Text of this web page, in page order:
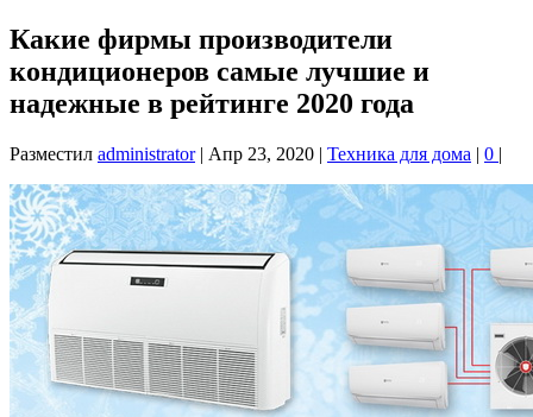
Какие фирмы производители
кондиционеров самые лучшие и
надежные в рейтинге 2020 года
Разместил administrator| Апр 23, 2020 | Техника для дома | 0 |